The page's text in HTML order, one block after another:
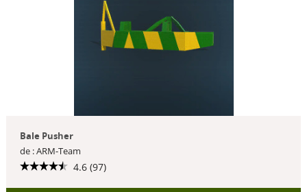
Bale Pusher
de : ARM-Team
4.6 (97)